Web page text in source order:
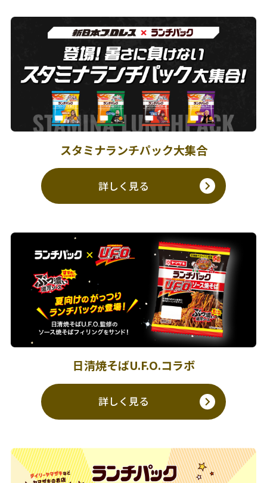
スタミナランチパック大集合
詳しく見る
日清焼そばU.F.O.コラボ
詳しく見る